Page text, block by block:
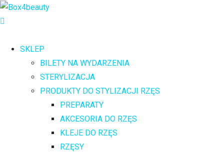
SKLEP
BILETY NA WYDARZENIA
STERYLIZACJA
PRODUKTY DO STYLIZACJI RZĘS
PREPARATY
AKCESORIA DO RZĘS
KLEJE DO RZĘS
RZĘSY